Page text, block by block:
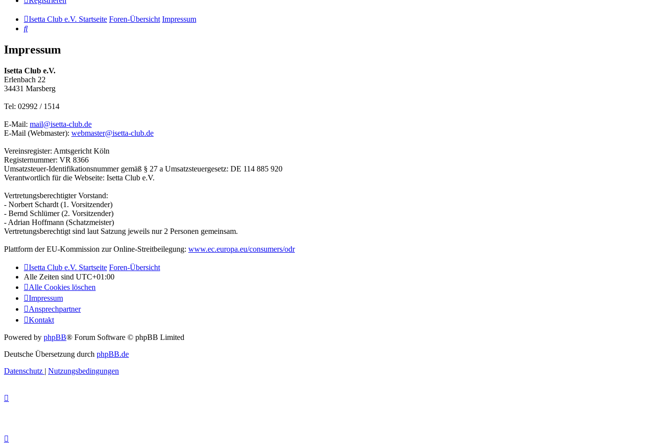
Isetta Club e.V. Startseite Foren-Übersicht Impressum
Suche
Impressum
Isetta Club e.V.
Erlenbach 22
34431 Marsberg
Tel: 02992 / 1514
E-Mail: mail@isetta-club.de
E-Mail (Webmaster): webmaster@isetta-club.de
Vereinsregister: Amtsgericht Köln
Registernummer: VR 8366
Umsatzsteuer-Identifikationsnummer gemäß § 27 a Umsatzsteuergesetz: DE 114 885 920
Verantwortlich für die Webseite: Isetta Club e.V.
Vertretungsberechtigter Vorstand:
- Norbert Schardt (1. Vorsitzender)
- Bernd Schlümer (2. Vorsitzender)
- Adrian Hoffmann (Schatzmeister)
Vertretungsberechtigt sind laut Satzung jeweils nur 2 Personen gemeinsam.
Plattform der EU-Kommission zur Online-Streitbeilegung: www.ec.europa.eu/consumers/odr
Isetta Club e.V. Startseite Foren-Übersicht
Alle Zeiten sind UTC+01:00
Alle Cookies löschen
Impressum
Ansprechpartner
Kontakt
Powered by phpBB® Forum Software © phpBB Limited
Deutsche Übersetzung durch phpBB.de
Datenschutz | Nutzungsbedingungen